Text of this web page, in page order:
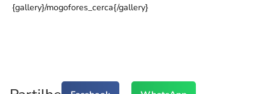
{gallery}/mogofores_cerca{/gallery}